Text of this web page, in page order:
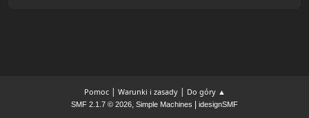
Pomoc| Warunki i zasady| Do góry ▲
SMF 2.1.7 © 2026, Simple Machines idesignSMF